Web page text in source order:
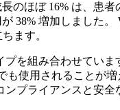
のほぼ 16% は、患
増加しました。
ます。
を組み合わせてい
使用されることが
プライアンスと安